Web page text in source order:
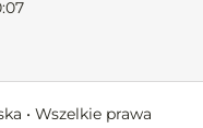
• Wszelkie prawa